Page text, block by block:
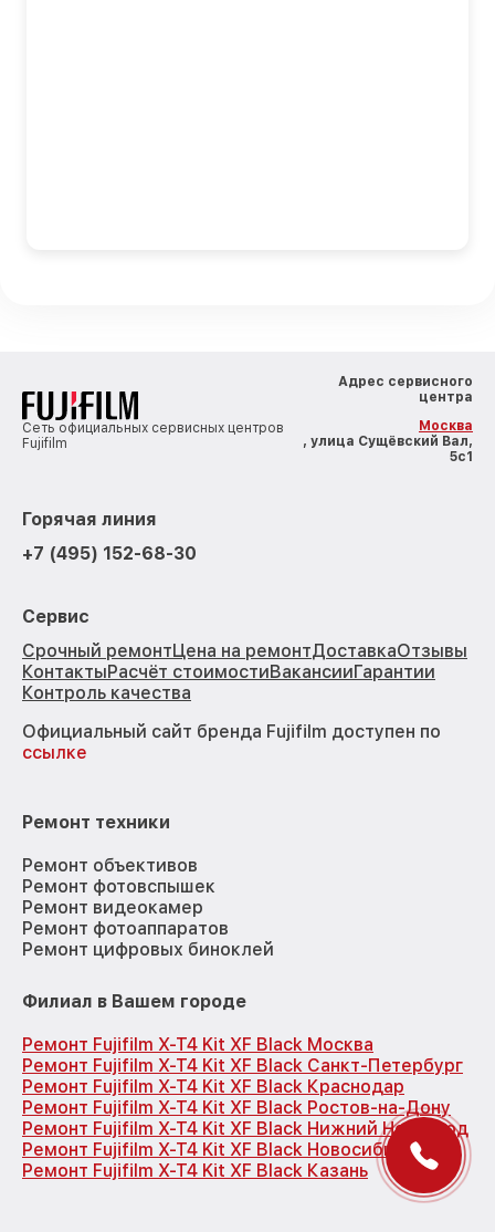
Сеть официальных сервисных центров
Fujifilm
Адрес сервисного
центра
Москва
, улица Сущёвский Вал,
5с1
Горячая линия
+7 (495) 152-68-30
Сервис
Срочный ремонтЦена на ремонтДоставкаОтзывы
КонтактыРасчёт стоимостиВакансииГарантии
Контроль качества
Официальный сайт бренда Fujifilm доступен по
ссылке
Ремонт техники
Ремонт объективов
Ремонт фотовспышек
Ремонт видеокамер
Ремонт фотоаппаратов
Ремонт цифровых биноклей
Филиал в Вашем городе
Ремонт Fujifilm X-T4 Kit XF Black Москва
Ремонт Fujifilm X-T4 Kit XF Black Санкт-Петербург
Ремонт Fujifilm X-T4 Kit XF Black Краснодар
Ремонт Fujifilm X-T4 Kit XF Black Ростов-на-Дону
Ремонт Fujifilm X-T4 Kit XF Black Нижний Новгород
Ремонт Fujifilm X-T4 Kit XF Black Новосибирск
Ремонт Fujifilm X-T4 Kit XF Black Казань